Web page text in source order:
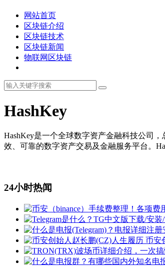
网站首页
区块链介绍
区块链技术
区块链新闻
物联网区块链
HashKey
HashKey是一个全球数字资产金融科技公司
效、可靠的数字资产交易及金融服务平台。
24小时热闻
币安